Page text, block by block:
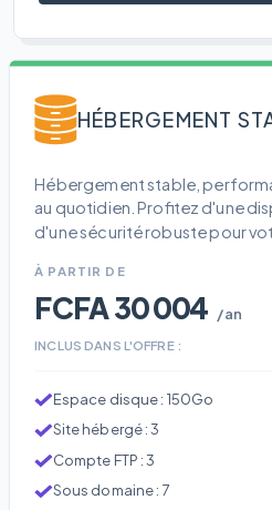
HÉBERGEMENT
Hébergement stable,
au quotidien. Profitez d'une
d'une sécurité robuste pour
À PARTIR DE
FCFA 30 004 /an
INCLUS DANS L'OFFRE :
Espace disque : 150Go
Site hébergé : 3
Compte FTP : 3
Sous domaine : 7